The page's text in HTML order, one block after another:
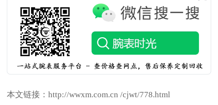
本文链接：http://wwxm.com.cn /cjwt/778.html